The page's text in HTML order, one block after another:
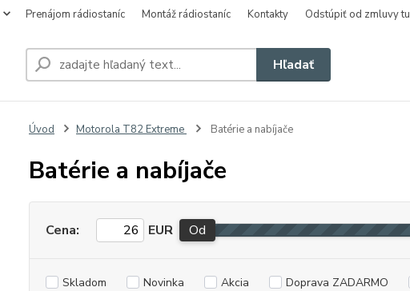
Prenájom rádiostaníc Montáž rádiostaníc Kontakty Odstúpiť od zmluvy tu
Hľadať
Úvod Motorola T82 Extreme Batérie a nabíjače
Batérie a nabíjače
Cena: EUR Od
Skladom Novinka Akcia Doprava ZADARMO